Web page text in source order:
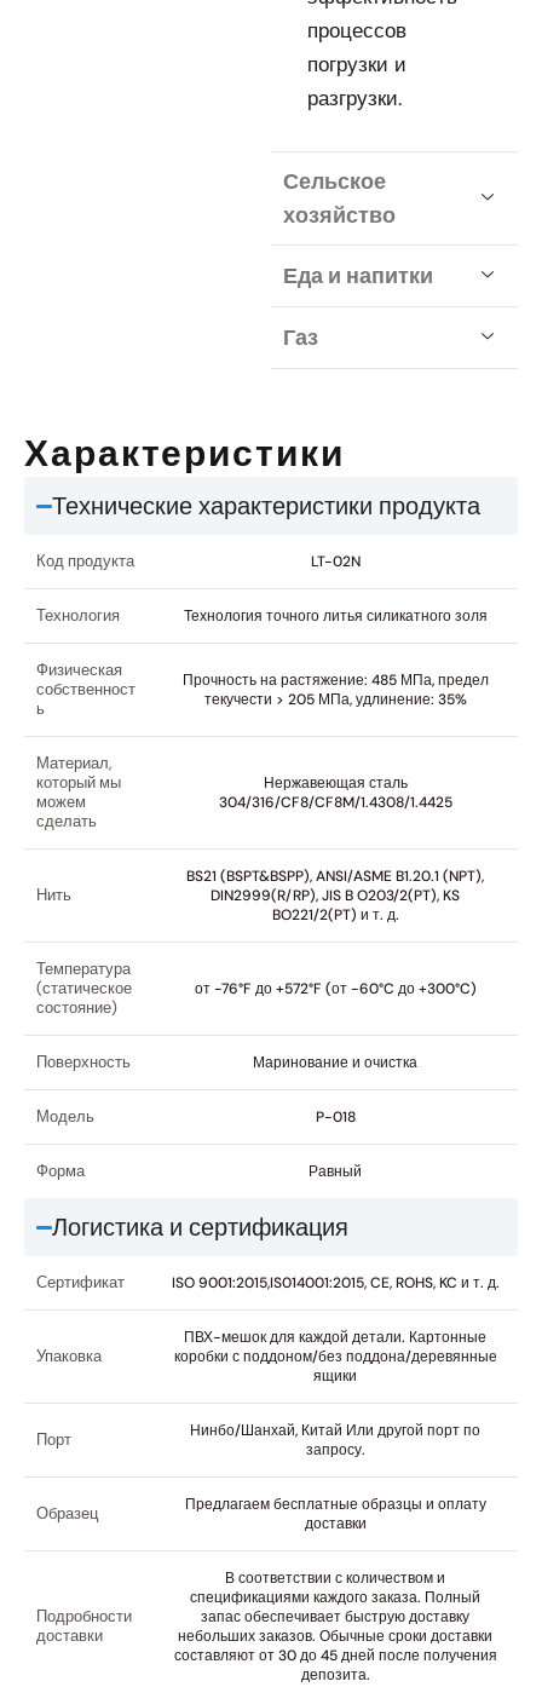
процессов
погрузки и
разгрузки.
Сельское
хозяйство
Еда и напитки
Газ
Характеристики
Технические характеристики продукта
Код продукта LT-02N
Технология Технология точного литья силикатного золя
Физическая
собственност
ь
Прочность на растяжение: 485 МПа, предел
текучести > 205 МПа, удлинение: 35%
Материал,
который мы
можем
сделать
Нержавеющая сталь
304/316/CF8/CF8M/1.4308/1.4425
Нить
BS21 (BSPT&BSPP), ANSI/ASME B1.20.1 (NPT),
DIN2999(R/RP), JIS B O203/2(PT), KS
BO221/2(PT) и т. д.
Температура
(статическое
состояние)
от -76°F до +572°F (от -60°C до +300°C)
Поверхность Маринование и очистка
Модель P-018
Форма Равный
Логистика и сертификация
Сертификат ISO 9001:2015,IS014001:2015, CE, ROHS, KC и т. д.
Упаковка
ПВХ-мешок для каждой детали. Картонные
коробки с поддоном/без поддона/деревянные
ящики
Порт
Нинбо/Шанхай, Китай Или другой порт по
запросу.
Образец
Предлагаем бесплатные образцы и оплату
доставки
Подробности
доставки
В соответствии с количеством и
спецификациями каждого заказа. Полный
запас обеспечивает быструю доставку
небольших заказов. Обычные сроки доставки
составляют от 30 до 45 дней после получения
депозита.